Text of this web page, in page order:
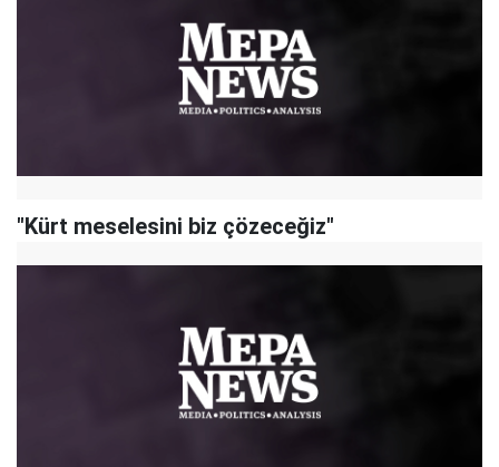
"Kürt meselesini biz çözeceğiz"